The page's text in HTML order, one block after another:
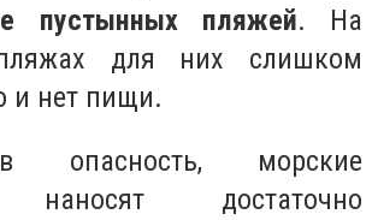
пустынных пляжей. На
для них слишком
и нет пищи.
опасность, морские
наносят достаточно